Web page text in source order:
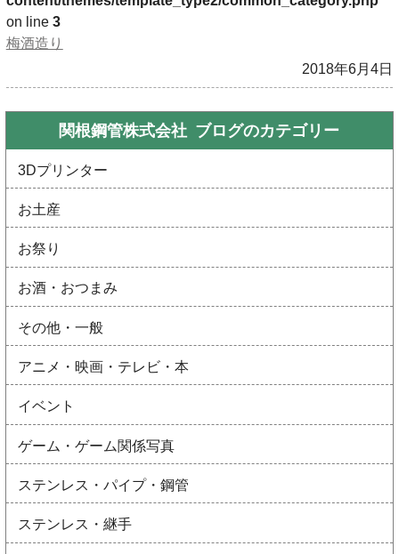
on line 3
梅酒造り
2018年6月4日
関根鋼管株式会社 ブログのカテゴリー
3Dプリンター
お土産
お祭り
お酒・おつまみ
その他・一般
アニメ・映画・テレビ・本
イベント
ゲーム・ゲーム関係写真
ステンレス・パイプ・鋼管
ステンレス・継手